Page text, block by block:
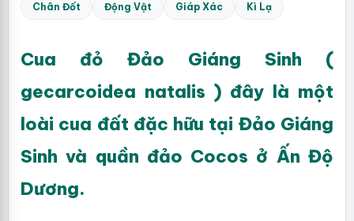
Chân Đốt Động Vật Giáp Xác Kì Lạ
Cua đỏ Đảo Giáng Sinh (
gecarcoidea natalis ) đây là một
loài cua đất đặc hữu tại Đảo Giáng
Sinh và quần đảo Cocos ở Ấn Độ
Dương.